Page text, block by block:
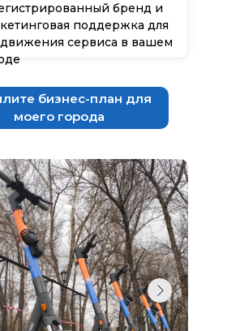
бизнес-план для
моего города
бренд и
поддержка для
сервиса в вашем